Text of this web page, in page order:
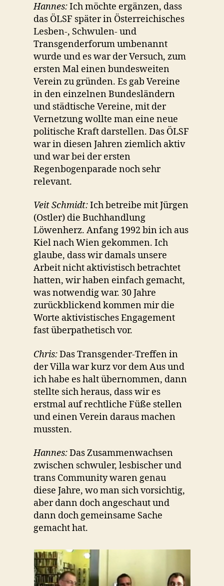
Hannes:Ich möchte ergänzen, dass
das ÖLSF später in Österreichisches
Lesben-, Schwulen- und
Transgenderforum umbenannt
wurde und es war der Versuch, zum
ersten Mal einen bundesweiten
Verein zu gründen. Es gab Vereine
in den einzelnen Bundesländern
und städtische Vereine, mit der
Vernetzung wollte man eine neue
politische Kraft darstellen. Das ÖLSF
war in diesen Jahren ziemlich aktiv
und war bei der ersten
Regenbogenparade noch sehr
relevant.
Veit Schmidt:Ich betreibe mit Jürgen
(Ostler) die Buchhandlung
Löwenherz. Anfang 1992 bin ich aus
Kiel nach Wien gekommen. Ich
glaube, dass wir damals unsere
Arbeit nicht aktivistisch betrachtet
hatten, wir haben einfach gemacht,
was notwendig war. 30 Jahre
zurückblickend kommen mir die
Worte aktivistisches Engagement
fast überpathetisch vor.
Chris:Das Transgender-Treffen in
der Villa war kurz vor dem Aus und
ich habe es halt übernommen, dann
stellte sich heraus, dass wir es
erstmal auf rechtliche Füße stellen
und einen Verein daraus machen
mussten.
Hannes:Das Zusammenwachsen
zwischen schwuler, lesbischer und
trans Community waren genau
diese Jahre, wo man sich vorsichtig,
aber dann doch angeschaut und
dann doch gemeinsame Sache
gemacht hat.